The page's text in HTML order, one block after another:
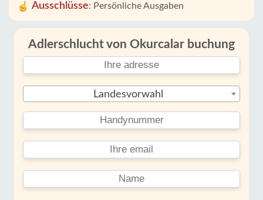
Ausschlüsse: Persönliche Ausgaben
Adlerschlucht von Okurcalar buchung
Landesvorwahl